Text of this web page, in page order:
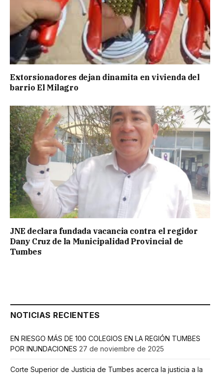
Extorsionadores dejan dinamita en vivienda del
barrio El Milagro
JNE declara fundada vacancia contra el regidor
Dany Cruz de la Municipalidad Provincial de
Tumbes
NOTICIAS RECIENTES
EN RIESGO MÁS DE 100 COLEGIOS EN LA REGIÓN TUMBES
POR INUNDACIONES 27 de noviembre de 2025
Corte Superior de Justicia de Tumbes acerca la justicia a la